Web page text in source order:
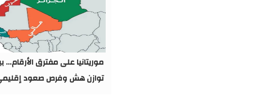
موريتانيا على مفترق الأرقام…
توازن هش وفرص صعود